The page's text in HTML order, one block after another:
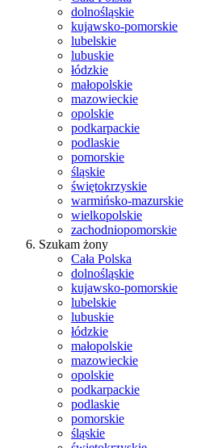
dolnośląskie
kujawsko-pomorskie
lubelskie
lubuskie
łódzkie
małopolskie
mazowieckie
opolskie
podkarpackie
podlaskie
pomorskie
śląskie
świętokrzyskie
warmińsko-mazurskie
wielkopolskie
zachodniopomorskie
Szukam żony
Cała Polska
dolnośląskie
kujawsko-pomorskie
lubelskie
lubuskie
łódzkie
małopolskie
mazowieckie
opolskie
podkarpackie
podlaskie
pomorskie
śląskie